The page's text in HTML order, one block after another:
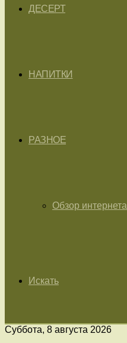
ДЕСЕРТ
НАПИТКИ
РАЗНОЕ
Обзор интернета
Искать
Суббота, 8 августа 2026